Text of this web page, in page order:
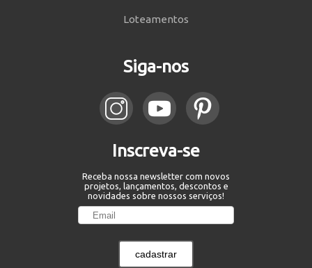
Loteamentos
Siga-nos
Inscreva-se
Receba nossa newsletter com novos
projetos, lançamentos, descontos e
novidades sobre nossos serviços!
cadastrar